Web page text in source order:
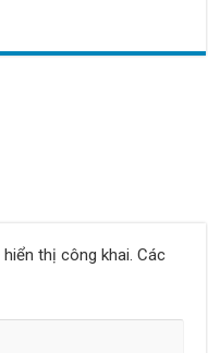
thị công khai. Các